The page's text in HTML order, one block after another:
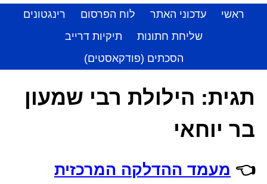
ראשי עדכוני האתר לוח הפרסום
רינגטונים
שליחת חתונות
תיקיות דרייב
הסכתים (פודקאסטים)
תגית: הילולת רבי שמעון
בר יוחאי
👈 מעמד ההדלקה המרכזית